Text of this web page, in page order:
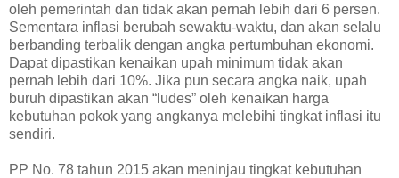
oleh pemerintah dan tidak akan pernah lebih dari 6 persen.
Sementara inflasi berubah sewaktu-waktu, dan akan selalu
berbanding terbalik dengan angka pertumbuhan ekonomi.
Dapat dipastikan kenaikan upah minimum tidak akan
pernah lebih dari 10%. Jika pun secara angka naik, upah
buruh dipastikan akan “ludes” oleh kenaikan harga
kebutuhan pokok yang angkanya melebihi tingkat inflasi itu
sendiri.
PP No. 78 tahun 2015 akan meninjau tingkat kebutuhan